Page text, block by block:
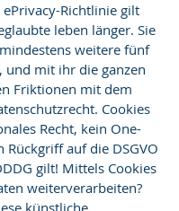
Richtlinie gilt
leben länger. Sie
weitere fünf
und mit ihr die ganzen
Friktionen mit dem
Cookies
Recht, kein One-
Rückgriff auf die DSGVO
gilt! Mittels Cookies
weiterverarbeiten?